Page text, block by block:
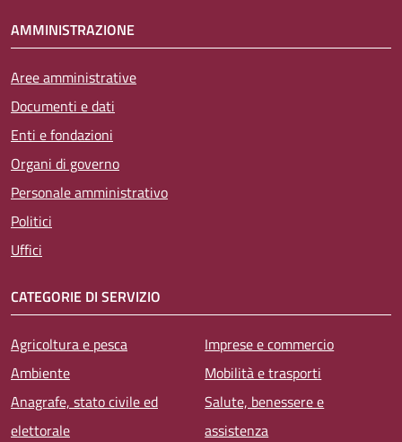
AMMINISTRAZIONE
Aree amministrative
Documenti e dati
Enti e fondazioni
Organi di governo
Personale amministrativo
Politici
Uffici
CATEGORIE DI SERVIZIO
Agricoltura e pesca
Ambiente
Anagrafe, stato civile ed
elettorale
Imprese e commercio
Mobilità e trasporti
Salute, benessere e
assistenza